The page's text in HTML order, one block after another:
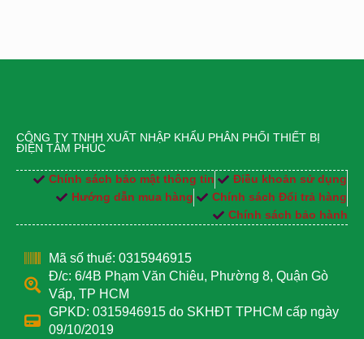
CÔNG TY TNHH XUẤT NHẬP KHẨU PHÂN PHỐI THIẾT BỊ
ĐIỆN TÂM PHÚC
Chính sách bảo mật thông tin
Điều khoản sử dụng
Hướng dẫn mua hàng
Chính sách Đổi trả hàng
Chính sách bảo hành
Mã số thuế: 0315946915
Đ/c: 6/4B Phạm Văn Chiêu, Phường 8, Quận Gò
Vấp, TP HCM
GPKD: 0315946915 do SKHĐT TPHCM cấp ngày
09/10/2019